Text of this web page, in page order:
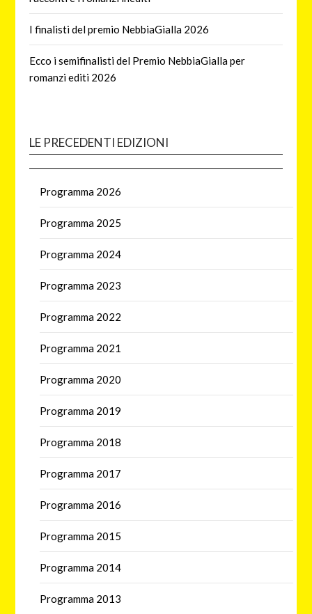
I finalisti del premio NebbiaGialla 2026
Ecco i semifinalisti del Premio NebbiaGialla per
romanzi editi 2026
LE PRECEDENTI EDIZIONI
Programma 2026
Programma 2025
Programma 2024
Programma 2023
Programma 2022
Programma 2021
Programma 2020
Programma 2019
Programma 2018
Programma 2017
Programma 2016
Programma 2015
Programma 2014
Programma 2013